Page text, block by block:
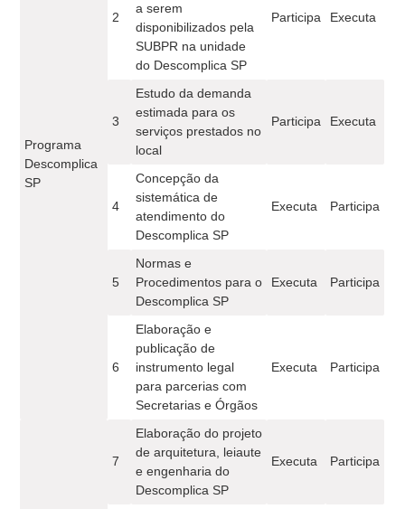
Programa
Descomplica
SP
2
a serem
disponibilizados pela
SUBPR na unidade
do Descomplica SP
Participa Executa
3
Estudo da demanda
estimada para os
serviços prestados no
local
Participa Executa
4
Concepção da
sistemática de
atendimento do
Descomplica SP
Executa Participa
5
Normas e
Procedimentos para o
Descomplica SP
Executa Participa
6
Elaboração e
publicação de
instrumento legal
para parcerias com
Secretarias e Órgãos
Executa Participa
7
Elaboração do projeto
de arquitetura, leiaute
e engenharia do
Descomplica SP
Executa Participa